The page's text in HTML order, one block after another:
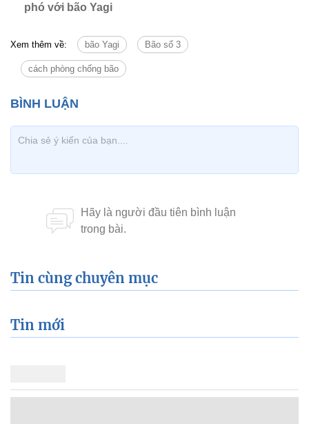
phó với bão Yagi
Xem thêm về: bão Yagi Bão số 3
cách phòng chống bão
Tin cùng chuyên mục
Tin mới